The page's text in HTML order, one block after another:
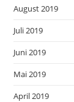
August 2019
Juli 2019
Juni 2019
Mai 2019
April 2019